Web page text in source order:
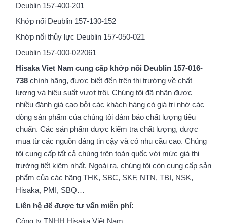
Deublin 157-400-201
Khớp nối Deublin 157-130-152
Khớp nối thủy lực Deublin 157-050-021
Deublin 157-000-022061
Hisaka Viet Nam cung cấp khớp nối Deublin 157-016-
738 chính hãng, được biết đến trên thị trường về chất
lượng và hiệu suất vượt trội. Chúng tôi đã nhận được
nhiều đánh giá cao bởi các khách hàng có giá trị nhờ các
dòng sản phẩm của chúng tôi đảm bảo chất lượng tiêu
chuẩn. Các sản phẩm được kiểm tra chất lượng, được
mua từ các nguồn đáng tin cậy và có nhu cầu cao. Chúng
tôi cung cấp tất cả chúng trên toàn quốc với mức giá thị
trường tiết kiệm nhất. Ngoài ra, chúng tôi còn cung cấp sản
phẩm của các hãng THK, SBC, SKF, NTN, TBI, NSK,
Hisaka, PMI, SBQ…
Liên hệ để được tư vấn miễn phí:
Công ty TNHH Hisaka Việt Nam